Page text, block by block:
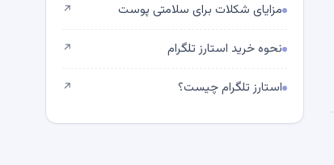
مزایای شکلات برای سلامتی پوست ↗
نحوه خرید استارز تلگرام ↗
استارز تلگرام چیست؟ ↗